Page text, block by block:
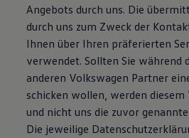
Angebots durch uns. Die
durch uns zum Zweck der
Ihnen über Ihren präferierten
verwendet. Sollten Sie während
anderen Volkswagen Partner
schicken wollen, werden
und nicht uns die zuvor
Die jeweilige